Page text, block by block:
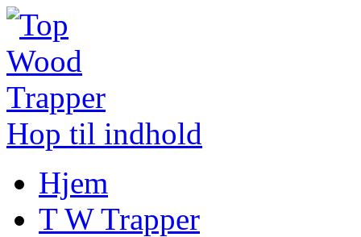
Hop til indhold
Hjem
T W Trapper